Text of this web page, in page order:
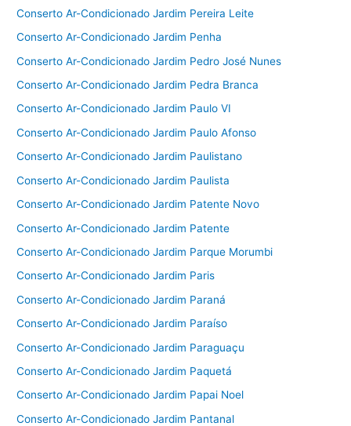
Conserto Ar-Condicionado Jardim Pereira Leite
Conserto Ar-Condicionado Jardim Penha
Conserto Ar-Condicionado Jardim Pedro José Nunes
Conserto Ar-Condicionado Jardim Pedra Branca
Conserto Ar-Condicionado Jardim Paulo VI
Conserto Ar-Condicionado Jardim Paulo Afonso
Conserto Ar-Condicionado Jardim Paulistano
Conserto Ar-Condicionado Jardim Paulista
Conserto Ar-Condicionado Jardim Patente Novo
Conserto Ar-Condicionado Jardim Patente
Conserto Ar-Condicionado Jardim Parque Morumbi
Conserto Ar-Condicionado Jardim Paris
Conserto Ar-Condicionado Jardim Paraná
Conserto Ar-Condicionado Jardim Paraíso
Conserto Ar-Condicionado Jardim Paraguaçu
Conserto Ar-Condicionado Jardim Paquetá
Conserto Ar-Condicionado Jardim Papai Noel
Conserto Ar-Condicionado Jardim Pantanal